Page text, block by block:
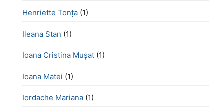
Henriette Tonţa (1)
Ileana Stan (1)
Ioana Cristina Mușat (1)
Ioana Matei (1)
Iordache Mariana (1)